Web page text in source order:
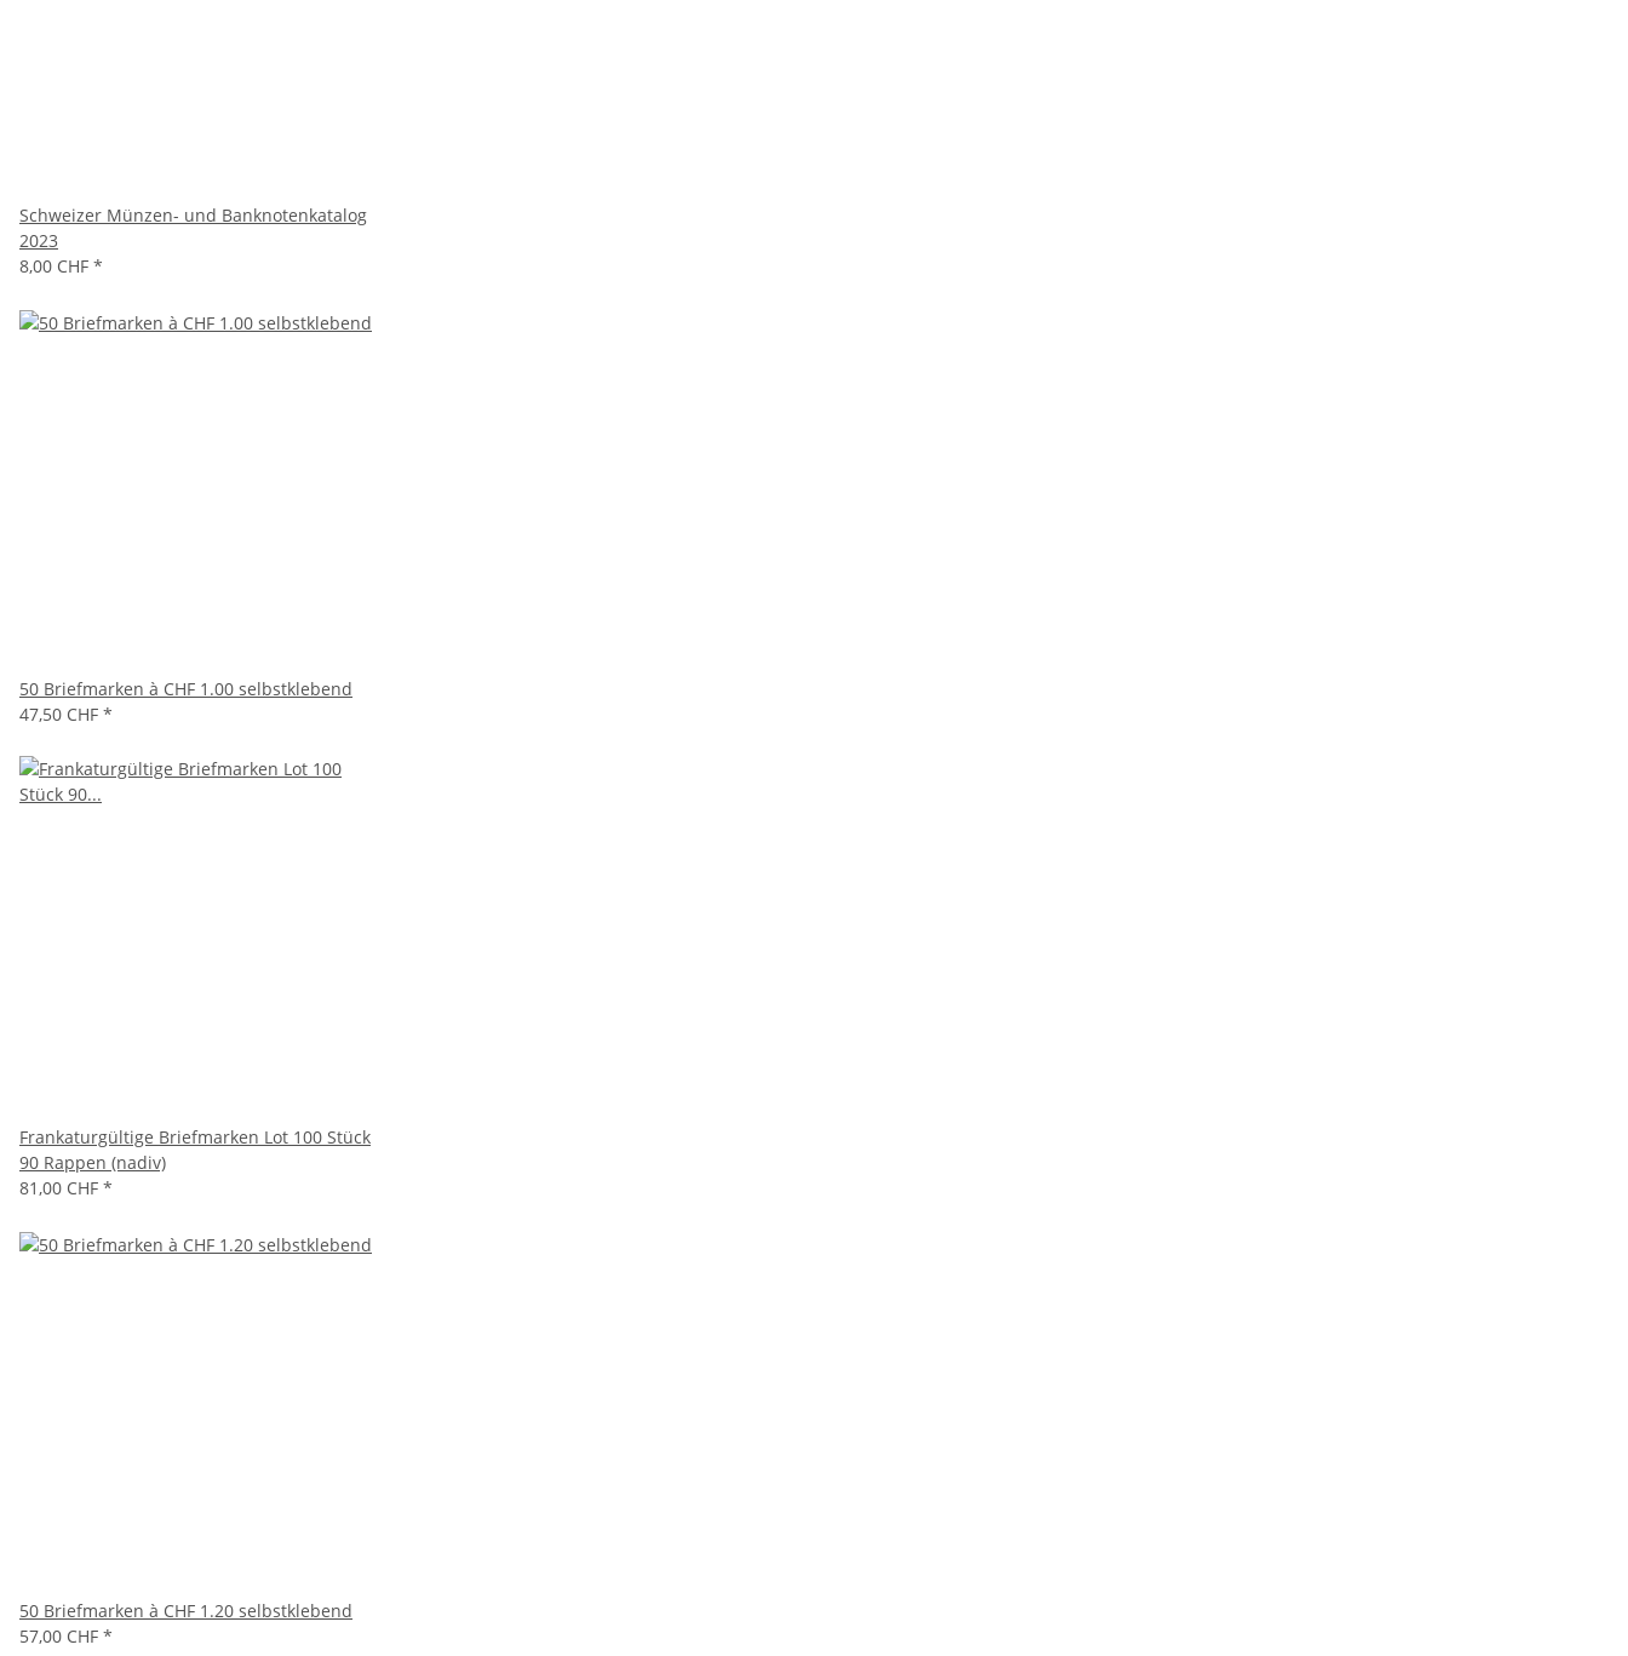
Schweizer Münzen- und Banknotenkatalog
2023
8,00 CHF *
50 Briefmarken à CHF 1.00 selbstklebend
47,50 CHF *
Frankaturgültige Briefmarken Lot 100 Stück
90 Rappen (nadiv)
81,00 CHF *
50 Briefmarken à CHF 1.20 selbstklebend
57,00 CHF *